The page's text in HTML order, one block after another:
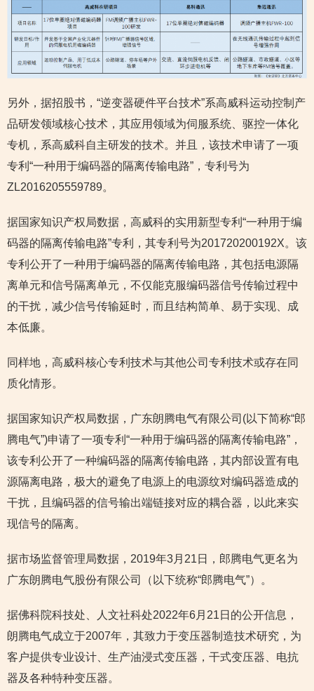
另外，据招股书，“逆变器硬件平台技术”系高威科运动控制产
品研发领域核心技术，其应用领域为伺服系统、驱控一体化
专机，系高威科自主研发的技术。并且，该技术申请了一项
专利“一种用于编码器的隔离传输电路”，专利号为
ZL2016205559789。
据国家知识产权局数据，高威科的实用新型专利“一种用于编
码器的隔离传输电路”专利，其专利号为201720200192X。该
专利公开了一种用于编码器的隔离传输电路，其包括电源隔
离单元和信号隔离单元，不仅能克服编码器信号传输过程中
的干扰，减少信号传输延时，而且结构简单、易于实现、成
本低廉。
同样地，高威科核心专利技术与其他公司专利技术或存在同
质化情形。
据国家知识产权局数据，广东朗腾电气有限公司(以下简称“郎
腾电气”)申请了一项专利“一种用于编码器的隔离传输电路”，
该专利公开了一种编码器的隔离传输电路，其内部设置有电
源隔离电路，极大的避免了电源上的电源纹对编码器造成的
干扰，且编码器的信号输出端链接对应的耦合器，以此来实
现信号的隔离。
据市场监督管理局数据，2019年3月21日，郎腾电气更名为
广东朗腾电气股份有限公司（以下统称“郎腾电气”）。
据佛科院科技处、人文社科处2022年6月21日的公开信息，
朗腾电气成立于2007年，其致力于变压器制造技术研究，为
客户提供专业设计、生产油浸式变压器，干式变压器、电抗
器及各种特种变压器。